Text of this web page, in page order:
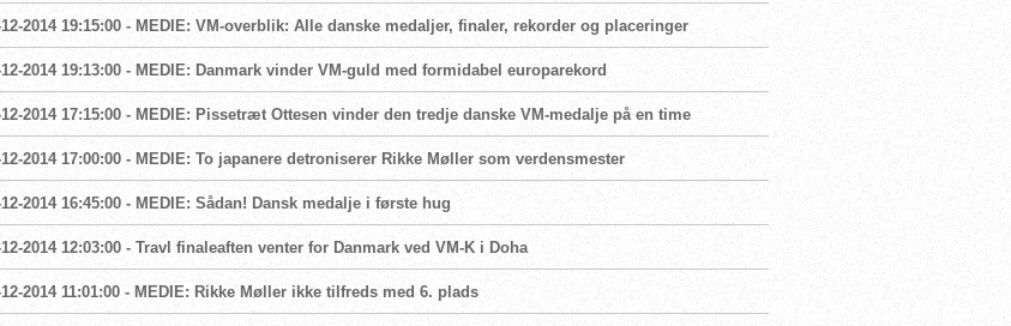
12-2014 19:15:00 - MEDIE: VM-overblik: Alle danske medaljer, finaler, rekorder og placeringer
12-2014 19:13:00 - MEDIE: Danmark vinder VM-guld med formidabel europarekord
12-2014 17:15:00 - MEDIE: Pissetræt Ottesen vinder den tredje danske VM-medalje på en time
12-2014 17:00:00 - MEDIE: To japanere detroniserer Rikke Møller som verdensmester
2014 16:45:00 - MEDIE: Sådan! Dansk medalje i første hug
2014 12:03:00 - Travl finaleaften venter for Danmark ved VM-K i Doha
12-2014 11:01:00 - MEDIE: Rikke Møller ikke tilfreds med 6. plads